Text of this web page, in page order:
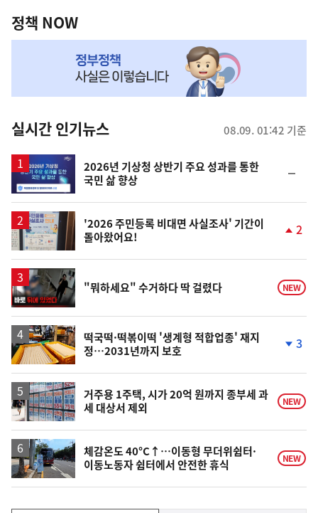
책
NOW,
뉴
스
정책 NOW
실시간 인기뉴스 08.09. 01:42 기준
2026년 기상청 상반기 주요 성과를 통한
국민 삶 향상
일
'2026 주민등록 비대면 사실조사' 기간이
돌아왔어요!
상
승
2
영
상
"뭐하세요" 수거하다 딱 걸렸다 NEW
떡국떡·떡볶이떡 '생계형 적합업종' 재지
정…2031년까지 보호
하
락
3
거주용 1주택, 시가 20억 원까지 종부세 과
세 대상서 제외
NEW
체감온도 40°C↑…이동형 무더위쉼터·
이동노동자 쉼터에서 안전한 휴식
NEW